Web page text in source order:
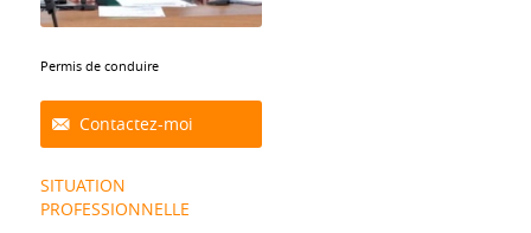
Permis de conduire
Contactez-moi
SITUATION
PROFESSIONNELLE